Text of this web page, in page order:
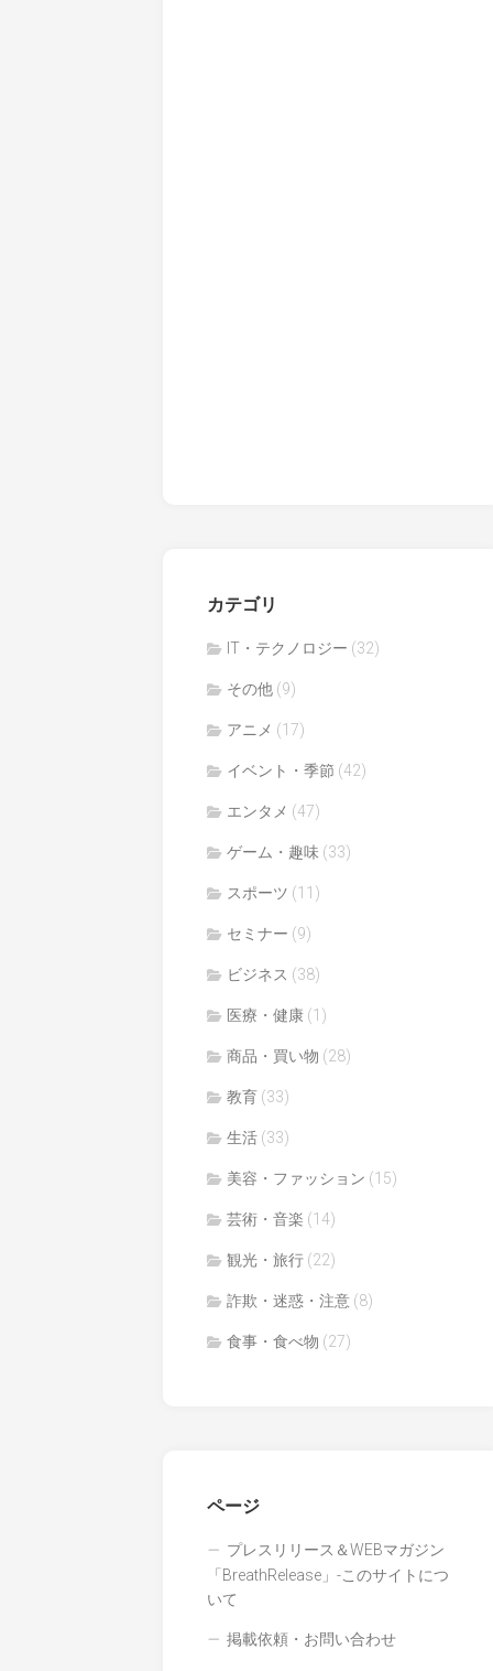
カテゴリ
IT・テクノロジー (32)
その他 (9)
アニメ (17)
イベント・季節 (42)
エンタメ (47)
ゲーム・趣味 (33)
スポーツ (11)
セミナー (9)
ビジネス (38)
医療・健康 (1)
商品・買い物 (28)
教育 (33)
生活 (33)
美容・ファッション (15)
芸術・音楽 (14)
観光・旅行 (22)
詐欺・迷惑・注意 (8)
食事・食べ物 (27)
ページ
プレスリリース＆WEBマガジン
「BreathRelease」-このサイトにつ
いて
掲載依頼・お問い合わせ